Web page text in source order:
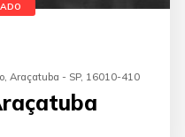
Araçatuba - SP, 16010-410